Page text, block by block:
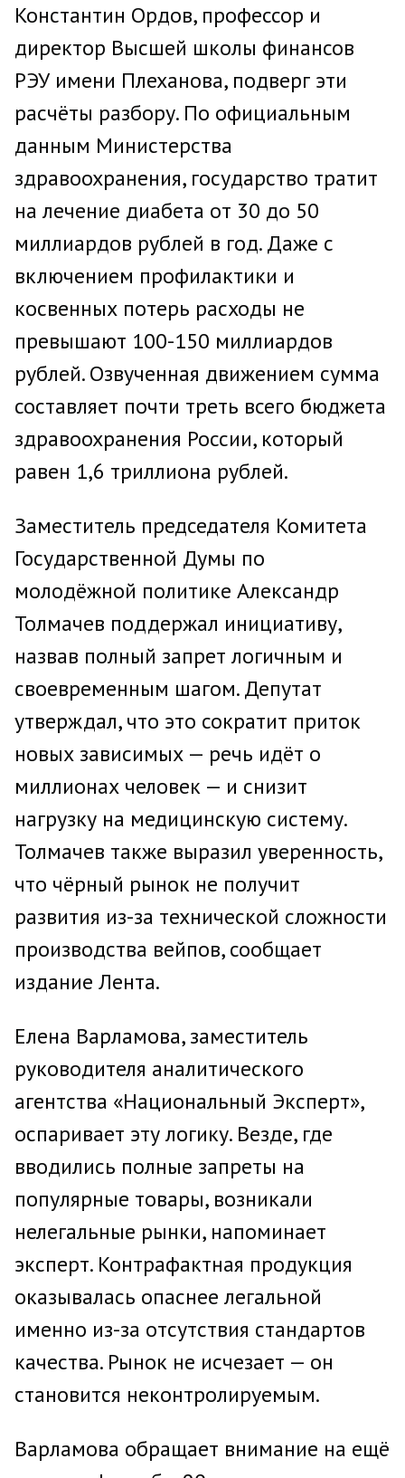
Константин Ордов, профессор и
директор Высшей школы финансов
РЭУ имени Плеханова, подверг эти
расчёты разбору. По официальным
данным Министерства
здравоохранения, государство тратит
на лечение диабета от 30 до 50
миллиардов рублей в год. Даже с
включением профилактики и
косвенных потерь расходы не
превышают 100-150 миллиардов
рублей. Озвученная движением сумма
составляет почти треть всего бюджета
здравоохранения России, который
равен 1,6 триллиона рублей.
Заместитель председателя Комитета
Государственной Думы по
молодёжной политике Александр
Толмачев поддержал инициативу,
назвав полный запрет логичным и
своевременным шагом. Депутат
утверждал, что это сократит приток
новых зависимых — речь идёт о
миллионах человек — и снизит
нагрузку на медицинскую систему.
Толмачев также выразил уверенность,
что чёрный рынок не получит
развития из-за технической сложности
производства вейпов, сообщает
издание Лента.
Елена Варламова, заместитель
руководителя аналитического
агентства «Национальный Эксперт»,
оспаривает эту логику. Везде, где
вводились полные запреты на
популярные товары, возникали
нелегальные рынки, напоминает
эксперт. Контрафактная продукция
оказывалась опаснее легальной
именно из-за отсутствия стандартов
качества. Рынок не исчезает — он
становится неконтролируемым.
Варламова обращает внимание на ещё